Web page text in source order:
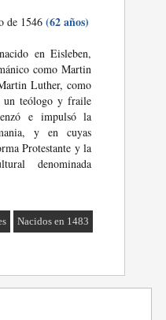
de 1546(62 años)
en Eisleben,
como Martin
Luther, como
un teólogo y fraile
e impulsó la
y en cuyas
Protestante y la
denominada
Nacidos en 1483